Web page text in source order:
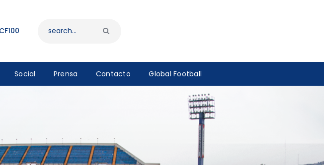
Social Prensa Contacto Global Football